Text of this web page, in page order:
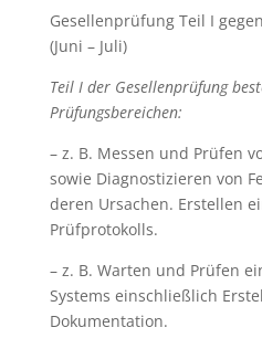
Gesellenprüfung Teil I
(Juni – Juli)
Teil I der Gesellenprüfung
Prüfungsbereichen:
– z. B. Messen und Prüfen
sowie Diagnostizieren von
deren Ursachen. Erstellen
Prüfprotokolls.
– z. B. Warten und Prüfen
Systems einschließlich
Dokumentation.